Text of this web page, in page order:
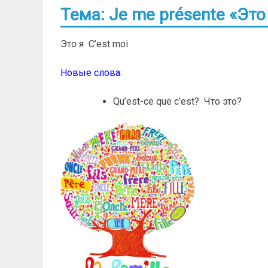
Тема: Je me présente «Это
Это я C’est moi
Новые слова:
Qu’est-ce que c’est? Что это?